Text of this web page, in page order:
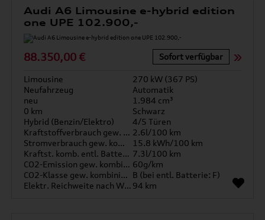
Audi A6 Limousine e-hybrid edition
one UPE 102.900,-
88.350,00 € Sofort verfügbar
Limousine
270 kW (367 PS)
Neufahrzeug
Automatik
neu
1.984 cm³
0 km
Schwarz
Hybrid (Benzin/Elektro)
4/5 Türen
Kraftstoffverbrauch gew. kombiniert 2.6l/100 km
Stromverbrauch gew. kombiniert
15.8 kWh/100 km
Kraftst. komb. entl. Batterie 7.3l/100 km
CO2-Emission gew. kombiniert 60g/km
CO2-Klasse gew. kombiniert B (bei entl. Batterie: F)
Elektr. Reichweite nach WLTP* 94 km